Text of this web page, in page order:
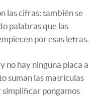
las cifras: también se
palabras que las
por esas letras.
no hay ninguna placa a
suman las matrículas
simplificar pongamos